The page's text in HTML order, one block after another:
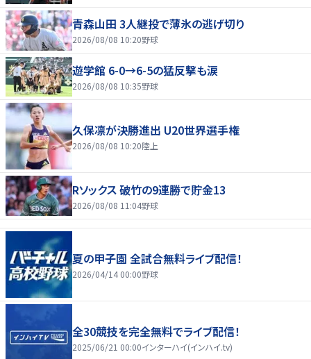
青森山田 3人継投で薄氷の逃げ切り
2026/08/08 10:20野球
遊学館 6-0→6-5の猛反撃も涙
2026/08/08 10:35野球
久保凛が決勝進出 U20世界選手権
2026/08/08 10:20陸上
Rソックス 破竹の9連勝で貯金13
2026/08/08 11:04野球
夏の甲子園 全試合無料ライブ配信！
2026/04/14 00:00野球
全30競技を完全無料でライブ配信！
2025/06/21 00:00インターハイ(インハイ.tv)